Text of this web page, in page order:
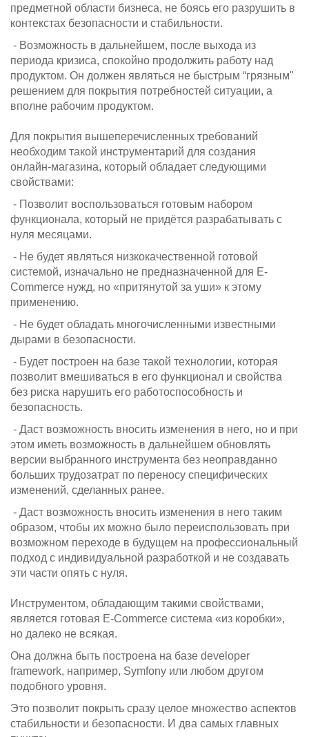
предметной области бизнеса, не боясь его разрушить в
контекстах безопасности и стабильности.
- Возможность в дальнейшем, после выхода из
периода кризиса, спокойно продолжить работу над
продуктом. Он должен являться не быстрым “грязным"
решением для покрытия потребностей ситуации, а
вполне рабочим продуктом.
Для покрытия вышеперечисленных требований
необходим такой инструментарий для создания
онлайн-магазина, который обладает следующими
свойствами:
- Позволит воспользоваться готовым набором
функционала, который не придётся разрабатывать с
нуля месяцами.
- Не будет являться низкокачественной готовой
системой, изначально не предназначенной для E-
Commerce нужд, но «притянутой за уши» к этому
применению.
- Не будет обладать многочисленными известными
дырами в безопасности.
- Будет построен на базе такой технологии, которая
позволит вмешиваться в его функционал и свойства
без риска нарушить его работоспособность и
безопасность.
- Даст возможность вносить изменения в него, но и при
этом иметь возможность в дальнейшем обновлять
версии выбранного инструмента без неоправданно
больших трудозатрат по переносу специфических
изменений, сделанных ранее.
- Даст возможность вносить изменения в него таким
образом, чтобы их можно было переиспользовать при
возможном переходе в будущем на профессиональный
подход с индивидуальной разработкой и не создавать
эти части опять с нуля.
Инструментом, обладающим такими свойствами,
является готовая E-Commerce система «из коробки»,
но далеко не всякая.
Она должна быть построена на базе developer
framework, например, Symfony или любом другом
подобного уровня.
Это позволит покрыть сразу целое множество аспектов
стабильности и безопасности. И два самых главных